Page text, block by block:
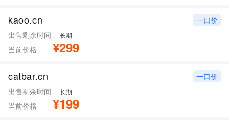
一口价
kaoo.cn
出售剩余时间 长期
当前价格 ¥299
一口价
catbar.cn
出售剩余时间 长期
当前价格 ¥199